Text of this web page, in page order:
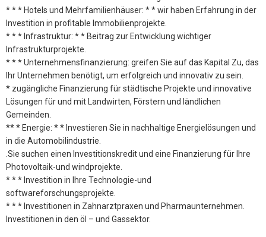
* * * Hotels und Mehrfamilienhäuser: * * wir haben Erfahrung in der
Investition in profitable Immobilienprojekte.
* * * Infrastruktur: * * Beitrag zur Entwicklung wichtiger
Infrastrukturprojekte.
* * * Unternehmensfinanzierung: greifen Sie auf das Kapital Zu, das
Ihr Unternehmen benötigt, um erfolgreich und innovativ zu sein.
* zugängliche Finanzierung für städtische Projekte und innovative
Lösungen für und mit Landwirten, Förstern und ländlichen
Gemeinden.
** * Energie: * * Investieren Sie in nachhaltige Energielösungen und
in die Automobilindustrie.
.Sie suchen einen Investitionskredit und eine Finanzierung für Ihre
Photovoltaik-und windprojekte.
* * * Investition in Ihre Technologie-und
softwareforschungsprojekte.
* * * Investitionen in Zahnarztpraxen und Pharmaunternehmen.
Investitionen in den öl – und Gassektor.